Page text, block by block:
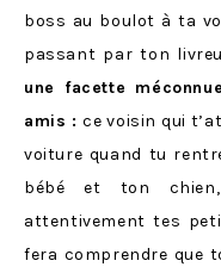
boss au boulot à ta
passant par ton
une facette
amis : ce voisin qui
voiture quand tu
bébé et ton
attentivement tes
fera comprendre que